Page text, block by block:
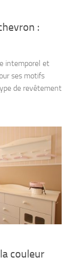
:
intemporel et
ses motifs
de revêtement
couleur